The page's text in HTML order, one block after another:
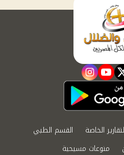
twitter
youtube
instagram
الخاصة
القسم الطبي
منوعات مسيحية